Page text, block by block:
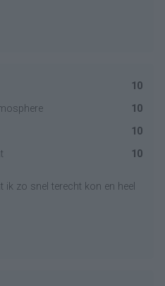
10
10
10
10
ik zo snel terecht kon en heel